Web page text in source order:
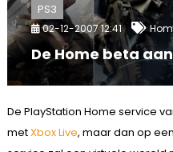
PS3
02-12-2007 12:41
De Home beta
De PlayStation Home service
metXbox Live, maar dan op